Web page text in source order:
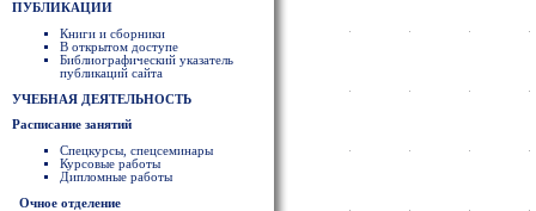
ПУБЛИКАЦИИ
Книги и сборники
В открытом доступе
Библиографический указатель
публикаций сайта
УЧЕБНАЯ ДЕЯТЕЛЬНОСТЬ
Расписание занятий
Спецкурсы, спецсеминары
Курсовые работы
Дипломные работы
Очное отделение